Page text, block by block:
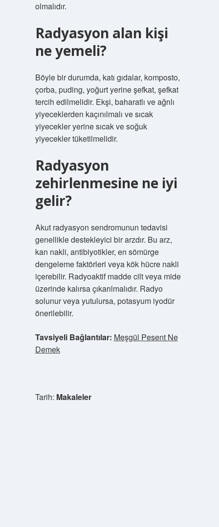
olmalıdır.
Radyasyon alan kişi
ne yemeli?
Böyle bir durumda, katı gıdalar, komposto,
çorba, puding, yoğurt yerine şefkat, şefkat
tercih edilmelidir. Ekşi, baharatlı ve ağrılı
yiyeceklerden kaçınılmalı ve sıcak
yiyecekler yerine sıcak ve soğuk
yiyecekler tüketilmelidir.
Radyasyon
zehirlenmesine ne iyi
gelir?
Akut radyasyon sendromunun tedavisi
genellikle destekleyici bir arzdır. Bu arz,
kan nakli, antibiyotikler, en sömürge
dengeleme faktörleri veya kök hücre nakli
içerebilir. Radyoaktif madde cilt veya mide
üzerinde kalırsa çıkarılmalıdır. Radyo
solunur veya yutulursa, potasyum iyodür
önerilebilir.
Tavsiyeli Bağlantılar: Meşgül Pesent Ne
Demek
Tarih: Makaleler